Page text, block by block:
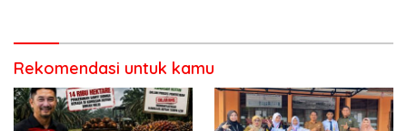
Rekomendasi untuk kamu